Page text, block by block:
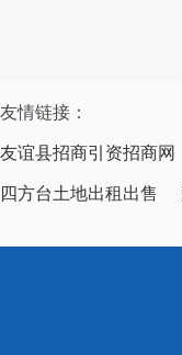
友情链接：
友谊县招商引资招商网
四方台土地出租出售